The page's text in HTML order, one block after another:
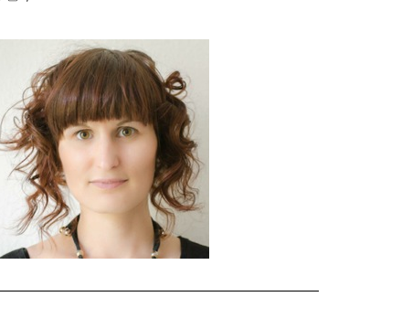
FACEBOOK
INSTAGRAM
ANZEIGEN
PINTEREST
ANZEIGEN